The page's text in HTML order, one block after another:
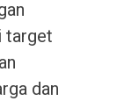
target
dan